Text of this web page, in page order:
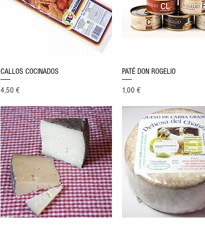
Vista rápida
CALLOS COCINADOS
Precio
4,50 €
Vista rápida
PATÉ DON ROGELIO
Precio
1,00 €